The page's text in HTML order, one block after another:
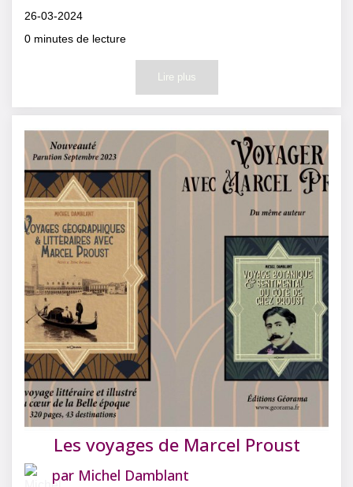
26-03-2024
0 minutes de lecture
Lire plus
Les voyages de Marcel Proust
par Michel Damblant